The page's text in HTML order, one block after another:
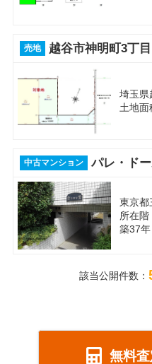
売地 越谷市神明町3丁
埼玉県
土地面
中古マンション パレ・ド
東京都
所在階
築37
該当公開件数：
無料